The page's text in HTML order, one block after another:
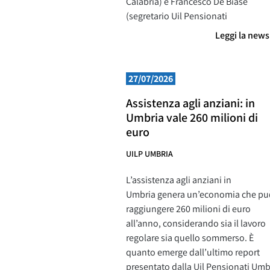
(segretario Uil Pensionati
Leggi la news
27/07/2026
Assistenza agli anziani: in
Umbria vale 260 milioni di
euro
UILP UMBRIA
L’assistenza agli anziani in
Umbria genera un’economia che
raggiungere 260 milioni di euro
all’anno, considerando sia il lavoro
regolare sia quello sommerso. È
quanto emerge dall’ultimo report
presentato dalla Uil Pensionati